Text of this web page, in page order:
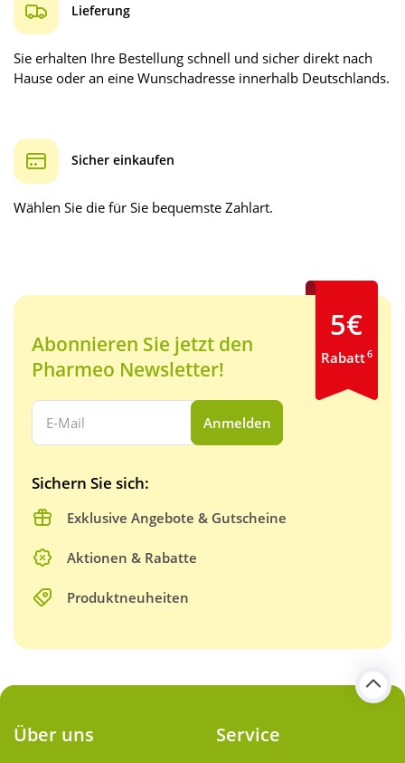
Lieferung
Sie erhalten Ihre Bestellung schnell und sicher direkt nach
Hause oder an eine Wunschadresse innerhalb Deutschlands.
Sicher einkaufen
Wählen Sie die für Sie bequemste Zahlart.
Abonnieren Sie jetzt den
Pharmeo Newsletter!
Ihre E-Mail Adresse:
Anmelden
Sichern Sie sich:
Exklusive Angebote & Gutscheine
Aktionen & Rabatte
Produktneuheiten
5€
Rabatt6
Über uns Service